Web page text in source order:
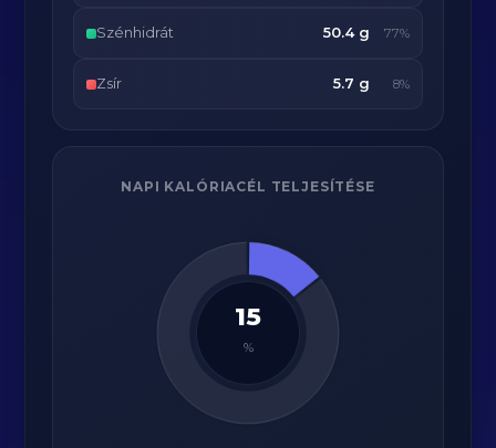
Szénhidrát 50.4 g 77%
Zsír 5.7 g 8%
NAPI KALÓRIACÉL TELJESÍTÉSE
15
%